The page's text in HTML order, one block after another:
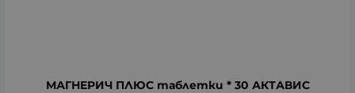
МАГНЕРИЧ ПЛЮС таблетки * 30 АКТАВИС